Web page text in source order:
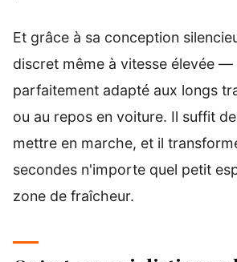
Et grâce à sa conception
discret même à vitesse élevée —
parfaitement adapté aux longs
ou au repos en voiture. Il suffit
mettre en marche, et il
secondes n'importe quel petit
zone de fraîcheur.